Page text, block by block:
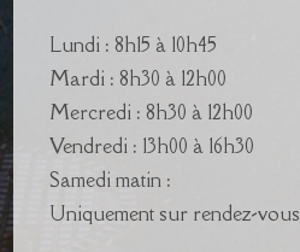
Lundi : 8h15 à 10h45
Mardi : 8h30 à 12h00
Mercredi : 8h30 à 12h00
Vendredi : 13h00 à 16h30
Samedi matin :
Uniquement sur rendez-vous